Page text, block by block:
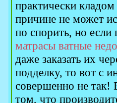
практически
причине не может
по спорить, но если
матрасы ватные
даже заказать их
подделку, то вот с
совершенно не так!
том, что